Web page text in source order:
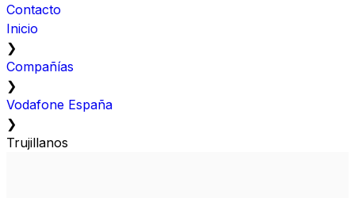
Contacto
Inicio
❯
Compañías
❯
Vodafone España
❯
Trujillanos